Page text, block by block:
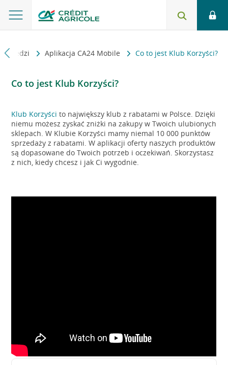
Aplikacja CA24 Mobile Co to jest Klub Korzyści?
Co to jest Klub Korzyści?
Klub Korzyści to największy klub z rabatami w Polsce. Dzięki
niemu możesz zyskać zniżki na zakupy w Twoich ulubionych
sklepach. W Klubie Korzyści mamy niemal 10 000 punktów
sprzedaży z rabatami. W aplikacji oferty naszych produktów
są dopasowane do Twoich potrzeb i oczekiwań. Skorzystasz
z nich, kiedy chcesz i jak Ci wygodnie.